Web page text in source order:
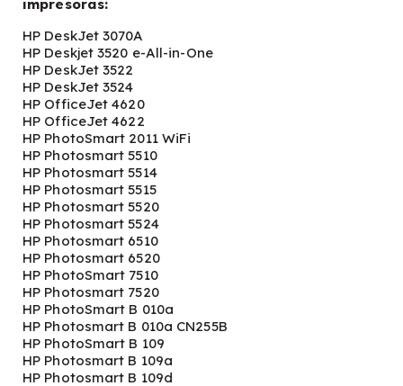
impresoras:
HP DeskJet 3070A
HP Deskjet 3520 e-All-in-One
HP DeskJet 3522
HP DeskJet 3524
HP OfficeJet 4620
HP OfficeJet 4622
HP PhotoSmart 2011 WiFi
HP Photosmart 5510
HP Photosmart 5514
HP Photosmart 5515
HP Photosmart 5520
HP Photosmart 5524
HP Photosmart 6510
HP Photosmart 6520
HP PhotoSmart 7510
HP Photosmart 7520
HP PhotoSmart B 010a
HP Photosmart B 010a CN255B
HP PhotoSmart B 109
HP Photosmart B 109a
HP Photosmart B 109d